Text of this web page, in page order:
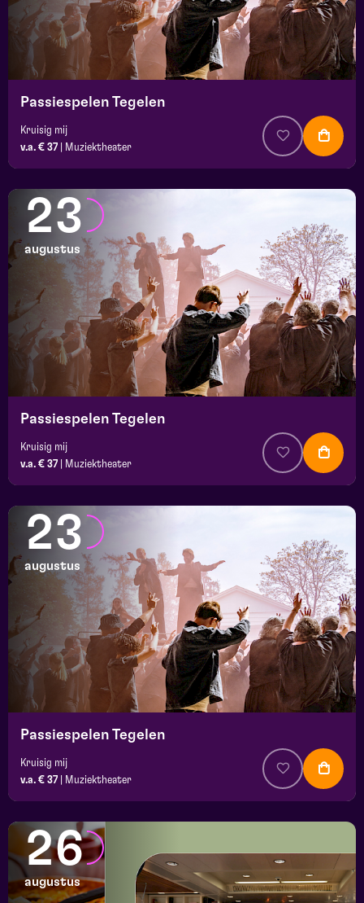
Passiespelen Tegelen
Kruisig mij
v.a. € 37
Muziektheater
23
augustus
Passiespelen Tegelen
Kruisig mij
v.a. € 37
Muziektheater
23
augustus
Passiespelen Tegelen
Kruisig mij
v.a. € 37
Muziektheater
26
augustus